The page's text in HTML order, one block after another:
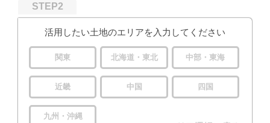
STEP2
活用したい土地のエリアを入力してください
関東 北海道・東北 中部・東海
近畿 中国 四国
九州・沖縄